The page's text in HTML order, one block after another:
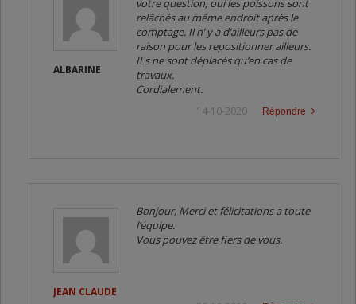
ALBARINE
votre question, oui les poissons sont
relâchés au même endroit après le
comptage. Il n’ y a d’ailleurs pas de
raison pour les repositionner ailleurs.
ILs ne sont déplacés qu’en cas de
travaux.
Cordialement.
Répondre
14-10-2020
JEAN CLAUDE
Bonjour, Merci et félicitations a toute
l’équipe.
Vous pouvez être fiers de vous.